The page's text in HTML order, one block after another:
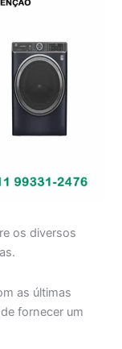
os diversos
as últimas
fornecer um